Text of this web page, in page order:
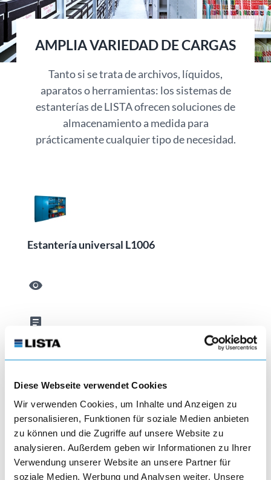
Diese Webseite verwendet Cookies
Wir verwenden Cookies, um Inhalte und Anzeigen zu
personalisieren, Funktionen für soziale Medien anbieten
zu können und die Zugriffe auf unsere Website zu
analysieren. Außerdem geben wir Informationen zu Ihrer
Verwendung unserer Website an unsere Partner für
soziale Medien, Werbung und Analysen weiter. Unsere
AMPLIA VARIEDAD DE CARGAS
Tanto si se trata de archivos, líquidos,
aparatos o herramientas: los sistemas de
estanterías de LISTA ofrecen soluciones de
almacenamiento a medida para
prácticamente cualquier tipo de necesidad.
Estantería universal L1006
visibility
article
Estanterías corredizas
visibility